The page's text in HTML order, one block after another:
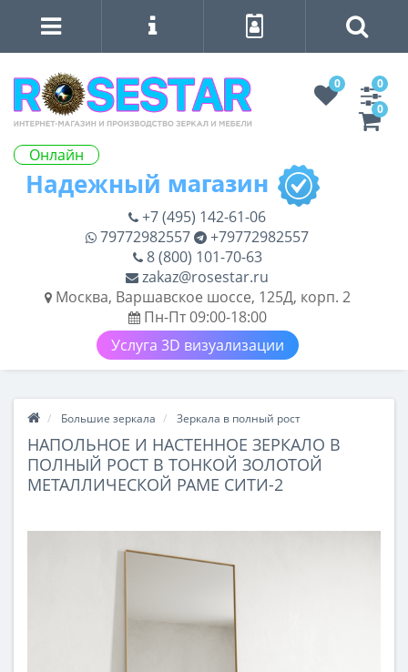
Онлайн
0
0
0
+7 (495) 142-61-06
79772982557
+79772982557
8 (800) 101-70-63
zakaz@rosestar.ru
Москва, Варшавское шоссе, 125Д, корп. 2
Пн-Пт 09:00-18:00
Услуга 3D визуализации
Большие зеркала Зеркала в полный рост
НАПОЛЬНОЕ И НАСТЕННОЕ ЗЕРКАЛО В
ПОЛНЫЙ РОСТ В ТОНКОЙ ЗОЛОТОЙ
МЕТАЛЛИЧЕСКОЙ РАМЕ СИТИ-2